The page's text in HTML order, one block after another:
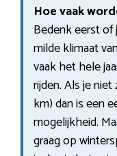
Hoe vaak
Bedenk eerst of
milde klimaat
vaak het hele
rijden. Als je
km) dan is een
mogelijkheid.
graag op